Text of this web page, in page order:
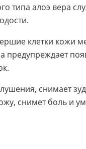
типа алоэ вера
клетки кожи
предупреждает
снимает
снимет боль и